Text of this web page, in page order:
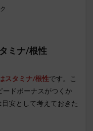
ミナ/根性
スタミナ/根性です。こ
ドボーナスがつくか
安として考えておきた